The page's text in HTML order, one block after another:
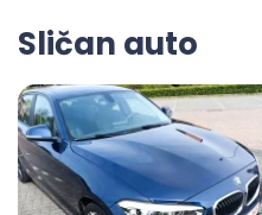
Sličan auto